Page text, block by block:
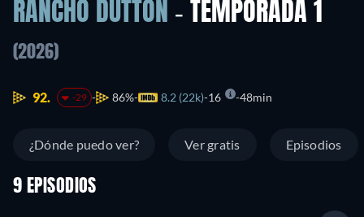
RANCHO DUTTON - TEMPORADA 1
(2026)
92. -29 86% 8.2 (22k) 16 48min
¿Dónde puedo ver? Ver gratis Episodios
9 EPISODIOS